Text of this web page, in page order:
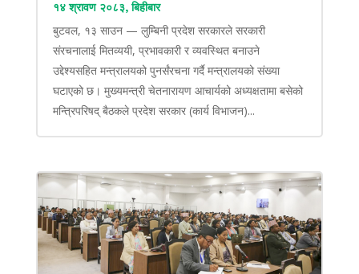
१४ श्रावण २०८३, बिहीबार
बुटवल, १३ साउन — लुम्बिनी प्रदेश सरकारले सरकारी
संरचनालाई मितव्ययी, प्रभावकारी र व्यवस्थित बनाउने
उद्देश्यसहित मन्त्रालयको पुनर्संरचना गर्दै मन्त्रालयको संख्या
घटाएको छ। मुख्यमन्त्री चेतनारायण आचार्यको अध्यक्षतामा बसेको
मन्त्रिपरिषद् बैठकले प्रदेश सरकार (कार्य विभाजन)...